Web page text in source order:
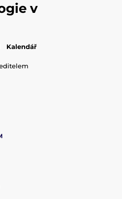
v
Kalendář